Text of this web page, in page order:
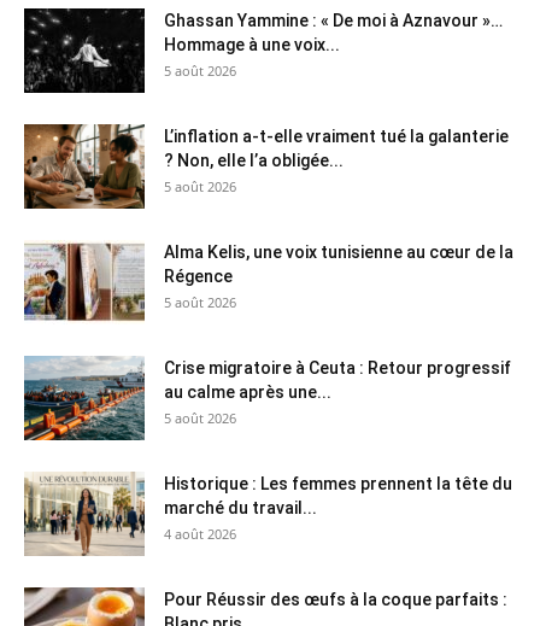
Ghassan Yammine : « De moi à Aznavour »…
Hommage à une voix...
5 août 2026
L’inflation a-t-elle vraiment tué la galanterie
? Non, elle l’a obligée...
5 août 2026
Alma Kelis, une voix tunisienne au cœur de la
Régence
5 août 2026
Crise migratoire à Ceuta : Retour progressif
au calme après une...
5 août 2026
Historique : Les femmes prennent la tête du
marché du travail...
4 août 2026
Pour Réussir des œufs à la coque parfaits :